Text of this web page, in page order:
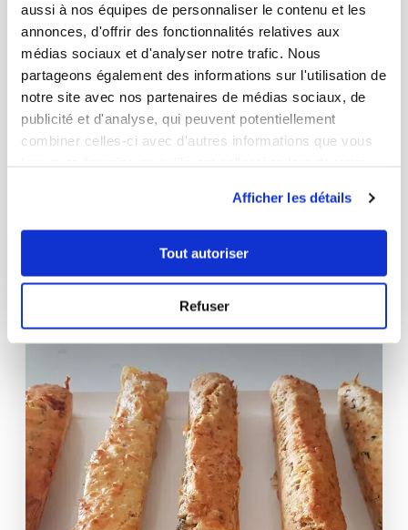
aussi à nos équipes de personnaliser le contenu et les
annonces, d'offrir des fonctionnalités relatives aux
médias sociaux et d'analyser notre trafic. Nous
partageons également des informations sur l'utilisation de
notre site avec nos partenaires de médias sociaux, de
publicité et d'analyse, qui peuvent potentiellement
combiner celles-ci avec d'autres informations que vous
Afficher les détails
Tout autoriser
Refuser
sandramaurel
Bon